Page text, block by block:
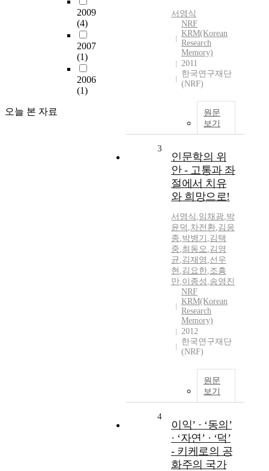
2009
(4)
2007
(1)
2006
(1)
오늘 본 자료
서영식
NRF
KRM(Korean
Research
Memory)
2011
한국연구재단
(NRF)
원문
보기
3
인문학의 위
안 - 고통과 좌
절에서 치유
와 희망으로!
서영식 ,임채광,박
윤덕 ,차전환,김응
종,박병기 ,김택
중,최동오,김영
균,김재영 ,선우
현 ,김요한,조흥
만,이종성 ,송영진
NRF
KRM(Korean
Research
Memory)
2012
한국연구재단
(NRF)
원문
보기
4
이익’ · ‘동의’
· ‘자연’ · ‘덕’
- 키케로의 공
화주의 국가